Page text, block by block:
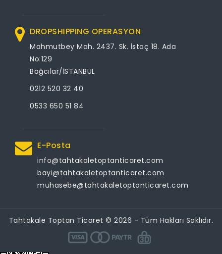
DROPSHIPPING OPERASYON
Mahmutbey Mah. 2437. Sk. İstoç 18. Ada
No:129
Bağcılar/İSTANBUL
0212 520 32 40
0533 650 51 84
E-Posta
info@tahtakaletoptanticaret.com
bayi@tahtakaletoptanticaret.com
muhasebe@tahtakaletoptanticaret.com
Tahtakale Toptan Ticaret © 2026 - Tüm Hakları Saklıdır.